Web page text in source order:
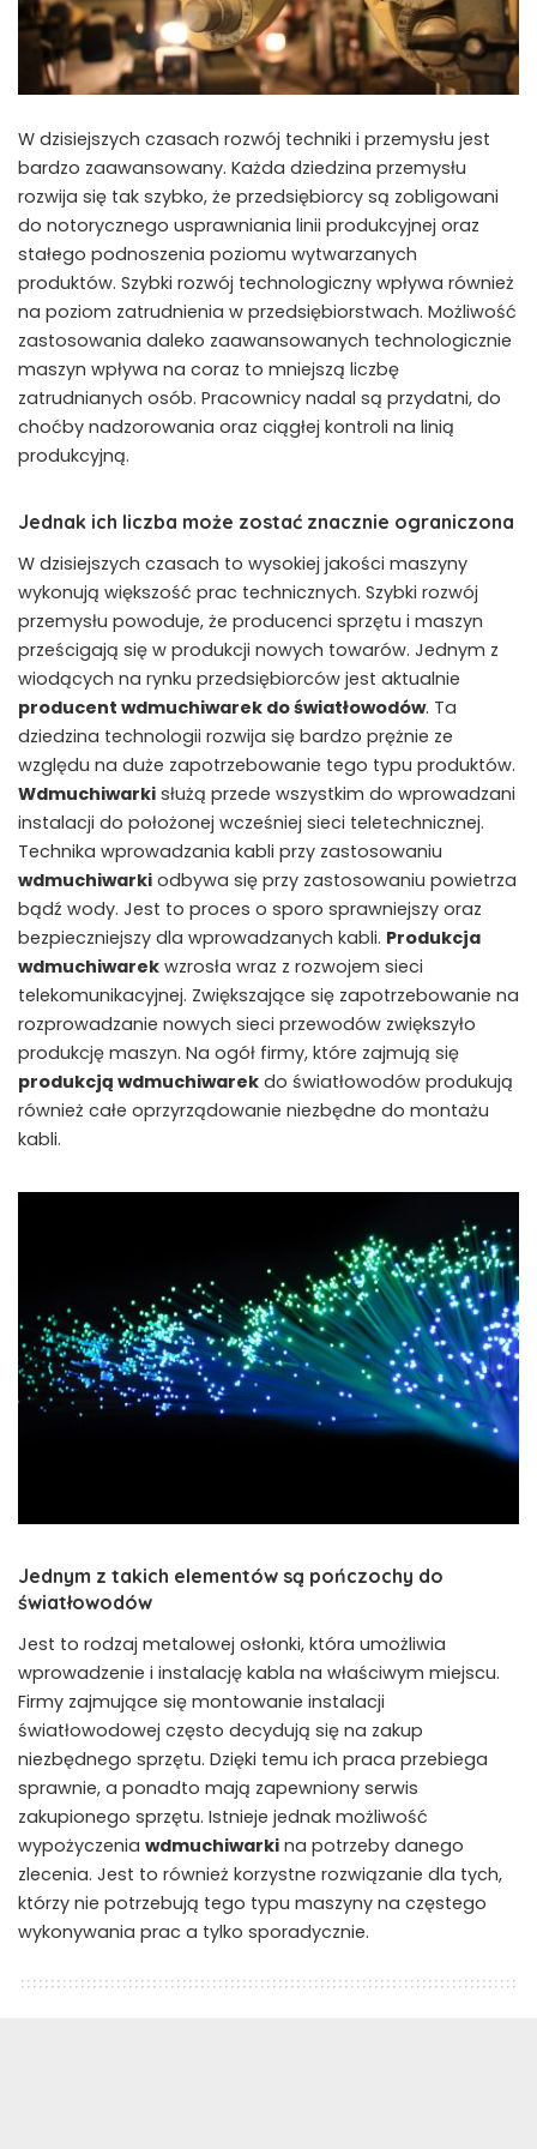
W dzisiejszych czasach rozwój techniki i przemysłu jest
bardzo zaawansowany. Każda dziedzina przemysłu
rozwija się tak szybko, że przedsiębiorcy są zobligowani
do notorycznego usprawniania linii produkcyjnej oraz
stałego podnoszenia poziomu wytwarzanych
produktów. Szybki rozwój technologiczny wpływa również
na poziom zatrudnienia w przedsiębiorstwach. Możliwość
zastosowania daleko zaawansowanych technologicznie
maszyn wpływa na coraz to mniejszą liczbę
zatrudnianych osób. Pracownicy nadal są przydatni, do
choćby nadzorowania oraz ciągłej kontroli na linią
produkcyjną.
Jednak ich liczba może zostać znacznie ograniczona
W dzisiejszych czasach to wysokiej jakości maszyny
wykonują większość prac technicznych. Szybki rozwój
przemysłu powoduje, że producenci sprzętu i maszyn
prześcigają się w produkcji nowych towarów. Jednym z
wiodących na rynku przedsiębiorców jest aktualnie
producent wdmuchiwarek do światłowodów. Ta
dziedzina technologii rozwija się bardzo prężnie ze
względu na duże zapotrzebowanie tego typu produktów.
Wdmuchiwarki służą przede wszystkim do wprowadzani
instalacji do położonej wcześniej sieci teletechnicznej.
Technika wprowadzania kabli przy zastosowaniu
wdmuchiwarki odbywa się przy zastosowaniu powietrza
bądź wody. Jest to proces o sporo sprawniejszy oraz
bezpieczniejszy dla wprowadzanych kabli. Produkcja
wdmuchiwarek wzrosła wraz z rozwojem sieci
telekomunikacyjnej. Zwiększające się zapotrzebowanie na
rozprowadzanie nowych sieci przewodów zwiększyło
produkcję maszyn. Na ogół firmy, które zajmują się
produkcją wdmuchiwarek do światłowodów produkują
również całe oprzyrządowanie niezbędne do montażu
kabli.
Jednym z takich elementów są pończochy do
światłowodów
Jest to rodzaj metalowej osłonki, która umożliwia
wprowadzenie i instalację kabla na właściwym miejscu.
Firmy zajmujące się montowanie instalacji
światłowodowej często decydują się na zakup
niezbędnego sprzętu. Dzięki temu ich praca przebiega
sprawnie, a ponadto mają zapewniony serwis
zakupionego sprzętu. Istnieje jednak możliwość
wypożyczenia wdmuchiwarki na potrzeby danego
zlecenia. Jest to również korzystne rozwiązanie dla tych,
którzy nie potrzebują tego typu maszyny na częstego
wykonywania prac a tylko sporadycznie.